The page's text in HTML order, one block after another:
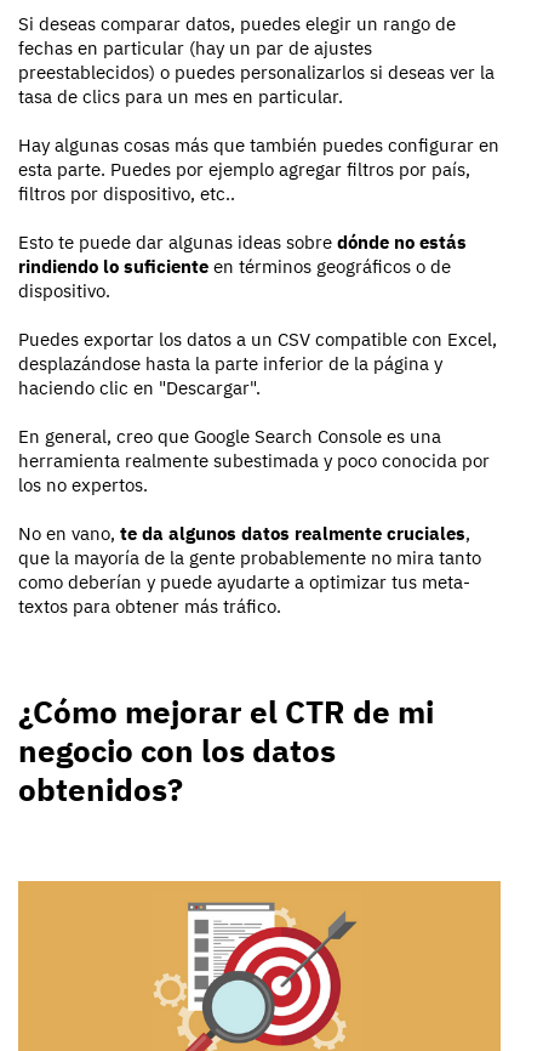
Si deseas comparar datos, puedes elegir un rango de
fechas en particular (hay un par de ajustes
preestablecidos) o puedes personalizarlos si deseas ver la
tasa de clics para un mes en particular.
Hay algunas cosas más que también puedes configurar en
esta parte. Puedes por ejemplo agregar filtros por país,
filtros por dispositivo, etc..
Esto te puede dar algunas ideas sobre dónde no estás
rindiendo lo suficiente en términos geográficos o de
dispositivo.
Puedes exportar los datos a un CSV compatible con Excel,
desplazándose hasta la parte inferior de la página y
haciendo clic en "Descargar".
En general, creo que Google Search Console es una
herramienta realmente subestimada y poco conocida por
los no expertos.
No en vano, te da algunos datos realmente cruciales,
que la mayoría de la gente probablemente no mira tanto
como deberían y puede ayudarte a optimizar tus meta-
textos para obtener más tráfico.
¿Cómo mejorar el CTR de mi
negocio con los datos
obtenidos?